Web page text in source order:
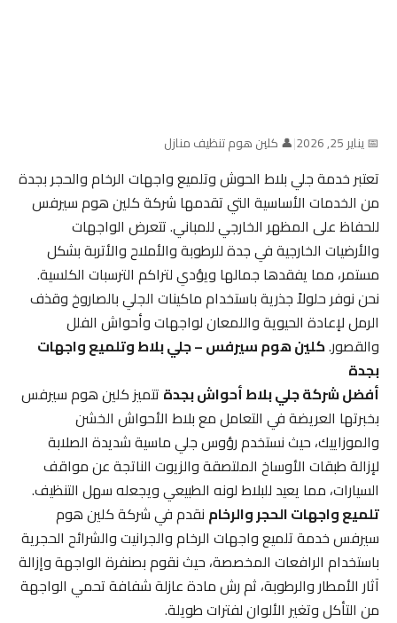
📅 يناير 25, 2026 |👤 كلين هوم تنظيف منازل
تعتبر خدمة جلي بلاط الحوش وتلميع واجهات الرخام والحجر بجدة
من الخدمات الأساسية التي تقدمها شركة كلين هوم سيرفس
للحفاظ على المظهر الخارجي للمباني. تتعرض الواجهات
والأرضيات الخارجية في جدة للرطوبة والأملاح والأتربة بشكل
مستمر، مما يفقدها جمالها ويؤدي لتراكم الترسبات الكلسية.
نحن نوفر حلولاً جذرية باستخدام ماكينات الجلي بالصاروخ وقذف
الرمل لإعادة الحيوية واللمعان لواجهات وأحواش الفلل
والقصور.كلين هوم سيرفس – جلي بلاط وتلميع واجهات
بجدة
أفضل شركة جلي بلاط أحواش بجدةتتميز كلين هوم سيرفس
بخبرتها العريضة في التعامل مع بلاط الأحواش الخشن
والموزاييك، حيث نستخدم رؤوس جلي ماسية شديدة الصلابة
لإزالة طبقات الأوساخ الملتصقة والزيوت الناتجة عن مواقف
السيارات، مما يعيد للبلاط لونه الطبيعي ويجعله سهل التنظيف.
تلميع واجهات الحجر والرخامنقدم في شركة كلين هوم
سيرفس خدمة تلميع واجهات الرخام والجرانيت والشرائح الحجرية
باستخدام الرافعات المخصصة، حيث نقوم بصنفرة الواجهة وإزالة
آثار الأمطار والرطوبة، ثم رش مادة عازلة شفافة تحمي الواجهة
من التأكل وتغير الألوان لفترات طويلة.